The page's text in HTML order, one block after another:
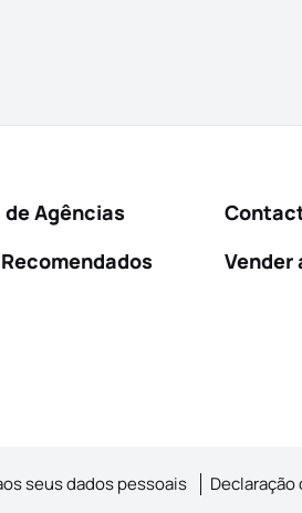
Agências
Recomendados
Vender
seus dados pessoais Declaração